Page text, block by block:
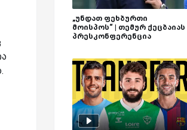
„უნდათ ფეხბურთი
მოისპოს“ | თემურ ქეცბაიას
პრესკონფერენცია